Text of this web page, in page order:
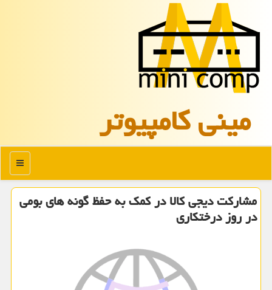
مینی كامپیوتر
منو
مشاركت دیجی كالا در كمك به حفظ گونه های بومی
در روز درختكاری